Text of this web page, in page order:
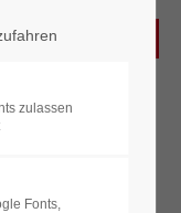
zulassen
Fonts,